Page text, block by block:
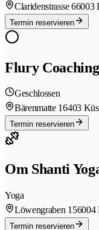
Claridenstrasse 66003
Termin reservieren
Flury
Geschlossen
Bärenmatte 16403
Termin reservieren
Om Shanti
Yoga
Löwengraben 156004
Termin reservieren